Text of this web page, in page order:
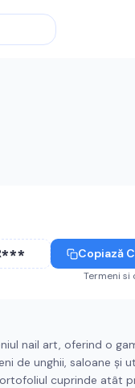
Copiază
Termeni si
nail art, oferind o
de unghii, saloane și
cuprinde atât